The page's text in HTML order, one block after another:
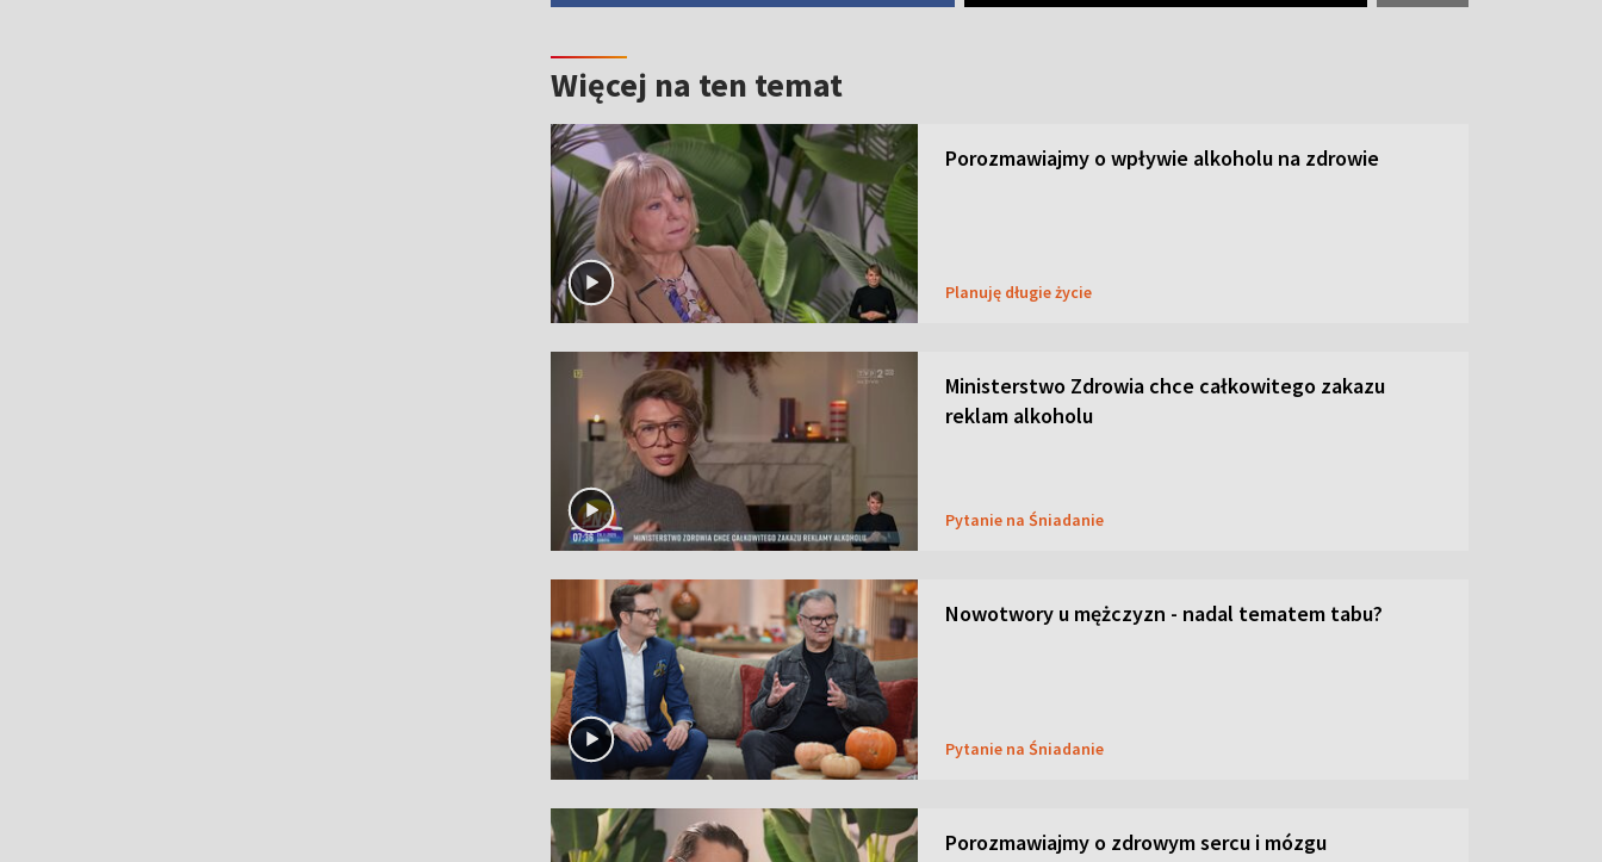
Więcej na ten temat
Porozmawiajmy o wpływie alkoholu na zdrowie
Planuję długie życie
Ministerstwo Zdrowia chce całkowitego zakazu
reklam alkoholu
Pytanie na Śniadanie
Nowotwory u mężczyzn - nadal tematem tabu?
Pytanie na Śniadanie
Porozmawiajmy o zdrowym sercu i mózgu